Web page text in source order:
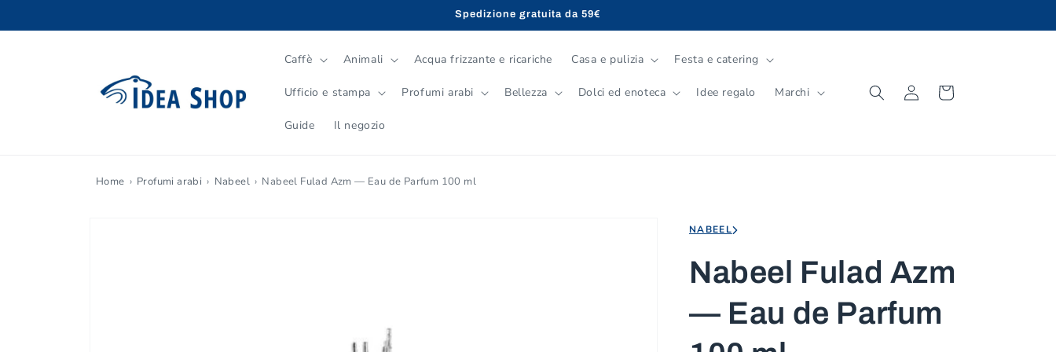
ai contenuti
Spedizione gratuita da 59€
Caffè Animali Acqua frizzante e ricariche Casa e pulizia Festa e catering
Ufficio e stampa Profumi arabi Bellezza Dolci ed enoteca Idee regalo Marchi
Guide Il negozio
Accedi Carrello
Home Profumi arabi Nabeel Nabeel Fulad Azm — Eau de Parfum 100 ml
NABEEL
Nabeel Fulad Azm
— Eau de Parfum